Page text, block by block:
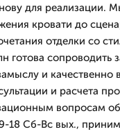
для реализации.
кровати до
отделки со
сопроводить
и качественно
и расчета
вопросам
18 Сб-Вс вых.,